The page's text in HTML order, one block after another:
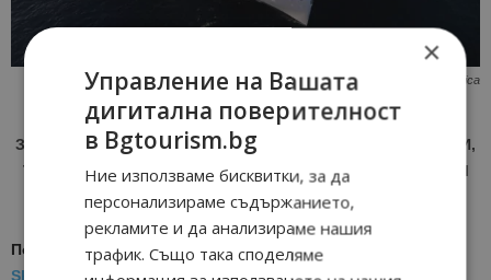
MSC World America
ЗА АКТУАЛНИ НОВИНИ И ПРОМОЦИИ НА АВИОКОМПАНИИ,
ТУРОПЕРАТОРИ И ХОТЕЛИЕРИ - ПРИСЪЕДИНЕТЕ СЕ КЪМ
ВАЙБЪР КАНАЛА НА BGTOURISM.BG - ВКЛЮЧИ СЕ ТУК
Последвайте ни за още актуални новини
Showcase
×
Управление на Вашата
дигитална поверителност
в Bgtourism.bg
Ние използваме бисквитки, за да
персонализираме съдържанието,
рекламите и да анализираме нашия
трафик. Също така споделяме